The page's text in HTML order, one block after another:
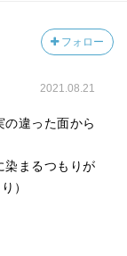
フォロー
2021.08.21
違った面から
染まるつもりが
）